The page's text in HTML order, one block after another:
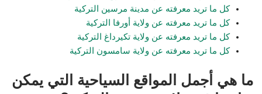
كل ما تريد معرفته عن مدينة مرسين التركية
كل ما تريد معرفته عن ولاية أورفا التركية
كل ما تريد معرفته عن ولاية تكيرداغ التركية
كل ما تريد معرفته عن ولاية سامسون التركية
ما هي أجمل المواقع السياحية التي يمكن